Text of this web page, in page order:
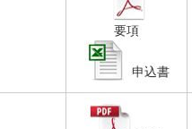
要項
申込書